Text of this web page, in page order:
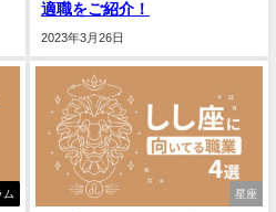
適職をご紹介！
2023年3月26日
ム 星座